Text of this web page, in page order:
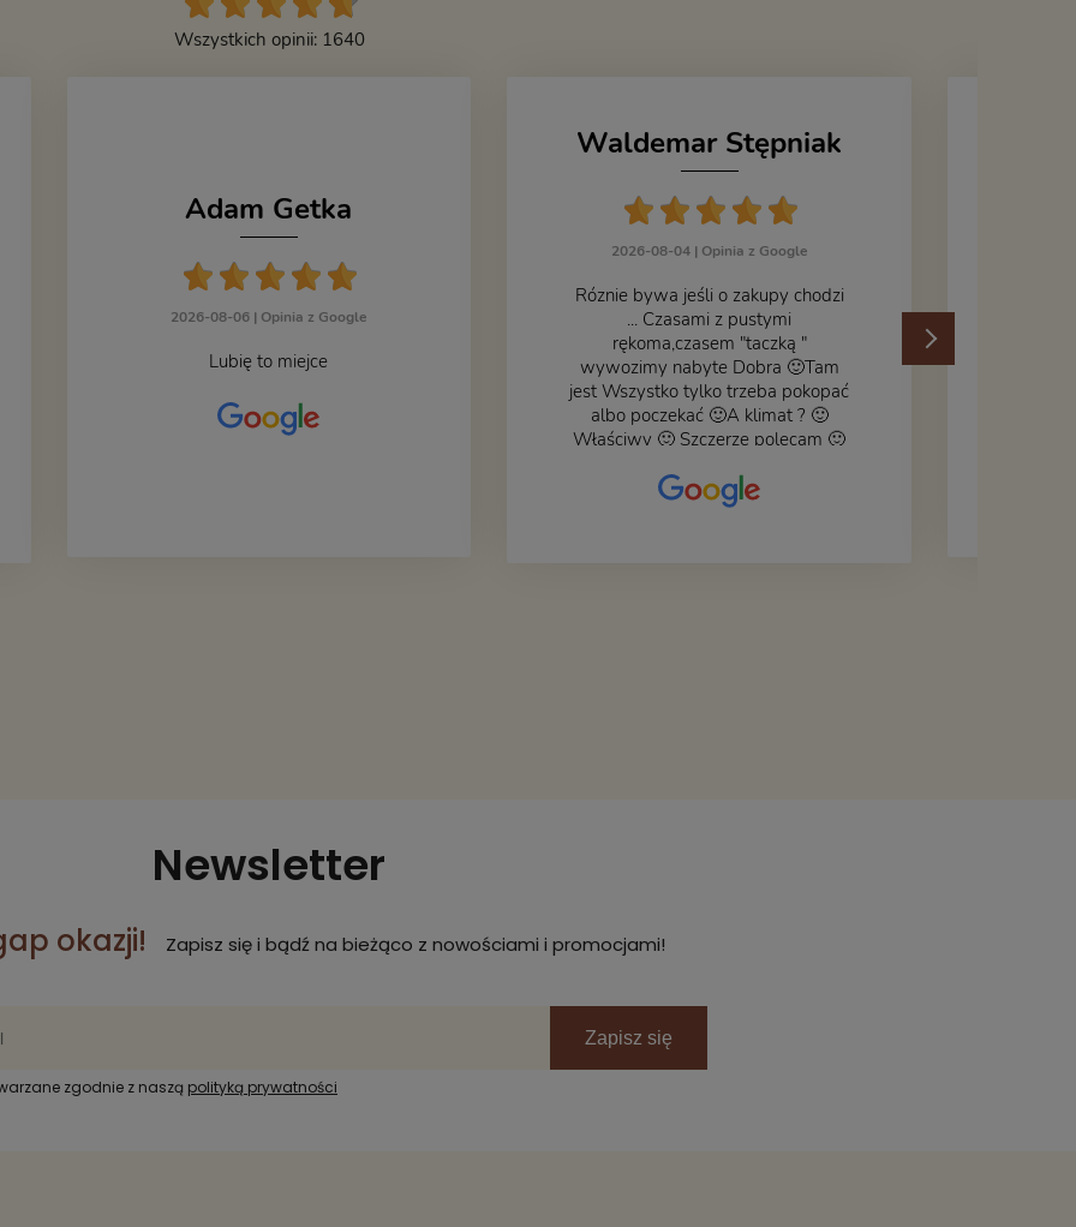
Wszystkich opinii: 1640
Adam Getka
2026-08-06 | Opinia z Google
Lubię to miejce
Waldemar Stępniak
2026-08-04 | Opinia z Google
Róznie bywa jeśli o zakupy chodzi
... Czasami z pustymi
rękoma,czasem "taczką "
wywozimy nabyte Dobra 🙂Tam
jest Wszystko tylko trzeba pokopać
albo poczekać 🙂A klimat ? 🙂
Właściwy 🙂 Szczerze polecam 🙂
do wystroju wnętrza... Się znajdzie
na bank 🙂
Newsletter
okazji! Zapisz się i bądź na bieżąco z nowościami i promocjami!
Zapisz się
zgodnie z naszą polityką prywatności